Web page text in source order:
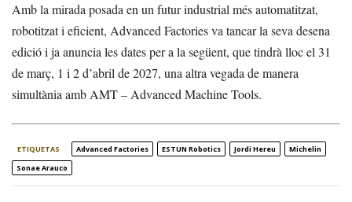
Amb la mirada posada en un futur industrial més automatitzat,
robotitzat i eficient, Advanced Factories va tancar la seva desena
edició i ja anuncia les dates per a la següent, que tindrà lloc el 31
de març, 1 i 2 d’abril de 2027, una altra vegada de manera
simultània amb AMT – Advanced Machine Tools.
ETIQUETAS Advanced Factories ESTUN Robotics Jordi Hereu
Michelin
Sonae Arauco